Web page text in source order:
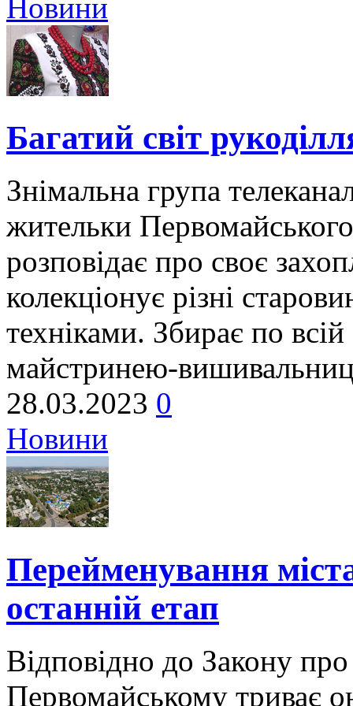
Новини
Багатий світ
Знімальна група
жительки
розповідає про своє
колекціонує різні
техніками. Збирає по
майстринею-
28.03.2023 0
Новини
Перейменування
останній етап
Відповідно до Закону
Первомайському триває